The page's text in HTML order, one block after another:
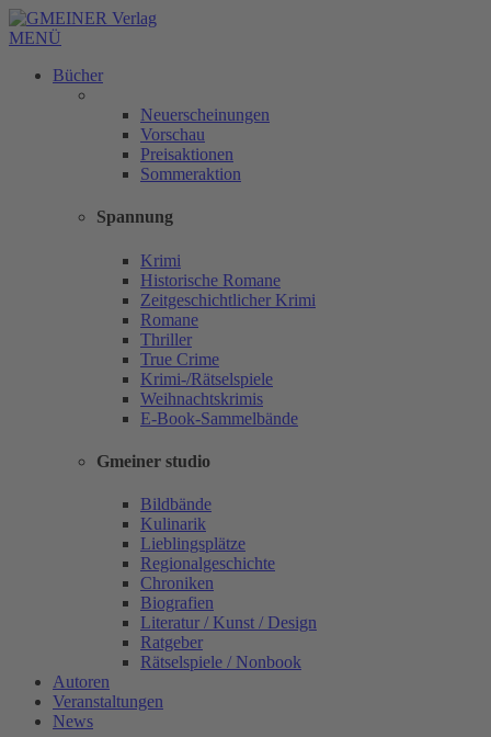
MENÜ
Bücher
Neuerscheinungen
Vorschau
Preisaktionen
Sommeraktion
Spannung
Krimi
Historische Romane
Zeitgeschichtlicher Krimi
Romane
Thriller
True Crime
Krimi-/Rätselspiele
Weihnachtskrimis
E-Book-Sammelbände
Gmeiner studio
Bildbände
Kulinarik
Lieblingsplätze
Regionalgeschichte
Chroniken
Biografien
Literatur / Kunst / Design
Ratgeber
Rätselspiele / Nonbook
Autoren
Veranstaltungen
News